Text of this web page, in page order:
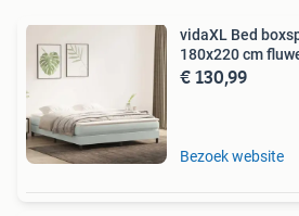
vidaXL Bed
180x220 cm
€ 130,99
Bezoek website